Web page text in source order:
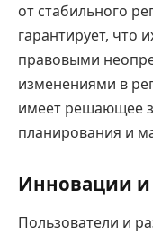
от стабильного
гарантирует, что
правовыми
изменениями в
имеет решающее
планирования и
Инновации и
Пользователи и